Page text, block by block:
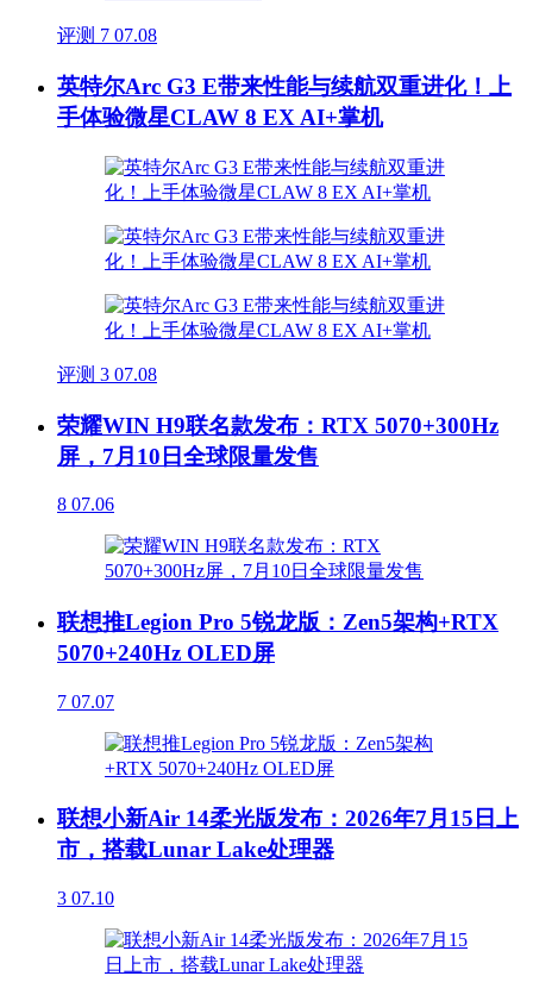
评测 7 07.08
英特尔Arc G3 E带来性能与续航双重进化！上
手体验微星CLAW 8 EX AI+掌机
评测 3 07.08
荣耀WIN H9联名款发布：RTX 5070+300Hz
屏，7月10日全球限量发售
8 07.06
联想推Legion Pro 5锐龙版：Zen5架构+RTX
5070+240Hz OLED屏
7 07.07
联想小新Air 14柔光版发布：2026年7月15日上
市，搭载Lunar Lake处理器
3 07.10